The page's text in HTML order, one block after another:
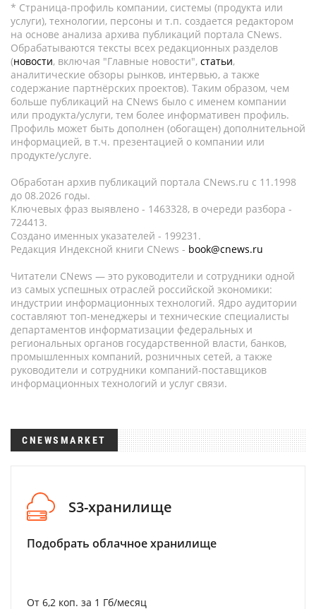
* Страница-профиль компании, системы (продукта или
услуги), технологии, персоны и т.п. создается редактором
на основе анализа архива публикаций портала CNews.
Обрабатываются тексты всех редакционных разделов
(новости, включая "Главные новости", статьи,
аналитические обзоры рынков, интервью, а также
содержание партнёрских проектов). Таким образом, чем
больше публикаций на CNews было с именем компании
или продукта/услуги, тем более информативен профиль.
Профиль может быть дополнен (обогащен) дополнительной
информацией, в т.ч. презентацией о компании или
продукте/услуге.
Обработан архив публикаций портала CNews.ru c 11.1998
до 08.2026 годы.
Ключевых фраз выявлено - 1463328, в очереди разбора -
724413.
Создано именных указателей - 199231.
Редакция Индексной книги CNews - book@cnews.ru
Читатели CNews — это руководители и сотрудники одной
из самых успешных отраслей российской экономики:
индустрии информационных технологий. Ядро аудитории
составляют топ-менеджеры и технические специалисты
департаментов информатизации федеральных и
региональных органов государственной власти, банков,
промышленных компаний, розничных сетей, а также
руководители и сотрудники компаний-поставщиков
информационных технологий и услуг связи.
CNEWSMARKET
S3-хранилище
Подобрать облачное хранилище
От 6,2 коп. за 1 Гб/месяц